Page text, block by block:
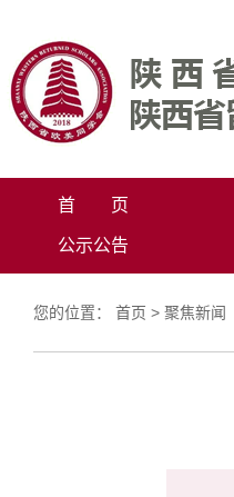
首 页
公示公告
您的位置： 首页 > 聚焦新闻